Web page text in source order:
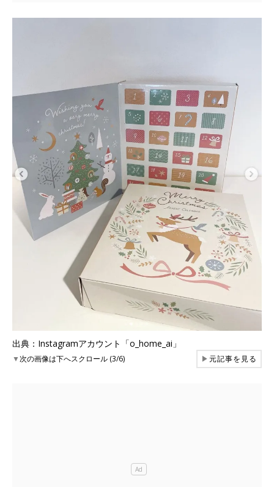
出典：Instagramアカウント「o_home_ai」
▼次の画像は下へスクロール (3/6) ▶元記事を見る